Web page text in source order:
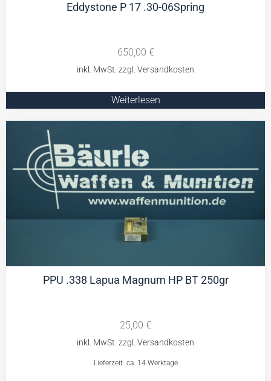
Eddystone P 17 .30-06Spring
650,00 €
Weiterlesen
PPU .338 Lapua Magnum HP BT 250gr
25,00 €
Lieferzeit: ca. 14 Werktage